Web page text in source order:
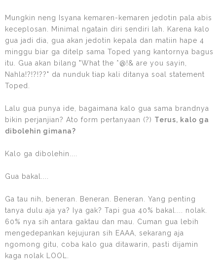
Mungkin neng Isyana kemaren-kemaren jedotin pala abis
keceplosan. Minimal ngatain diri sendiri lah. Karena kalo
gua jadi dia, gua akan jedotin kepala dan matiin hape 4
minggu biar ga ditelp sama Toped yang kantornya bagus
itu. Gua akan bilang "What the *@!& are you sayin,
Nahla!?!?!??" da nunduk tiap kali ditanya soal statement
Toped.
Lalu gua punya ide, bagaimana kalo gua sama brandnya
bikin perjanjian? Ato form pertanyaan (?) Terus, kalo ga
dibolehin gimana?
Kalo ga dibolehin....
Gua bakal....
Ga tau nih, beneran. Beneran. Beneran. Yang penting
tanya dulu aja ya? Iya gak? Tapi gua 40% bakal.... nolak.
60% nya sih antara gaktau dan mau. Cuman gua lebih
mengedepankan kejujuran sih EAAA, sekarang aja
ngomong gitu, coba kalo gua ditawarin, pasti dijamin
kaga nolak LOOL.